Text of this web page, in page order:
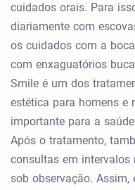
cuidados orais. Para
diariamente com
os cuidados com a
com enxaguatórios
Smile é um dos
estética para homens e
importante para a
Após o tratamento,
consultas em intervalos
sob observação.